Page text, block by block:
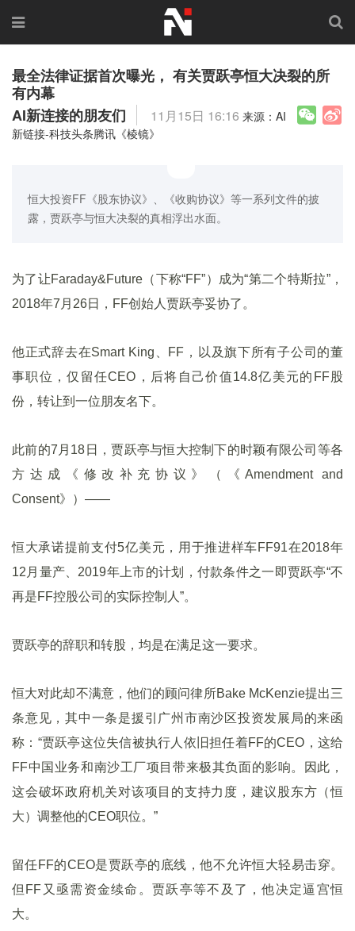
最全法律证据首次曝光， 有关贾跃亭恒大决裂的所
有内幕
AI新连接的朋友们
11月15日 16:16 来源：AI
新链接-科技头条腾讯《棱镜》
恒大投资FF《股东协议》、《收购协议》等一系列文件的披
露，贾跃亭与恒大决裂的真相浮出水面。
为了让Faraday&Future（下称“FF”）成为“第二个特斯拉”，
2018年7月26日，FF创始人贾跃亭妥协了。
他正式辞去在Smart King、FF，以及旗下所有子公司的董
事职位，仅留任CEO，后将自己价值14.8亿美元的FF股
份，转让到一位朋友名下。
此前的7月18日，贾跃亭与恒大控制下的时颖有限公司等各
方达成《修改补充协议》（《Amendment and
Consent》）——
恒大承诺提前支付5亿美元，用于推进样车FF91在2018年
12月量产、2019年上市的计划，付款条件之一即贾跃亭“不
再是FF控股公司的实际控制人”。
贾跃亭的辞职和转股，均是在满足这一要求。
恒大对此却不满意，他们的顾问律所Bake McKenzie提出三
条意见，其中一条是援引广州市南沙区投资发展局的来函
称：“贾跃亭这位失信被执行人依旧担任着FF的CEO，这给
FF中国业务和南沙工厂项目带来极其负面的影响。因此，
这会破坏政府机关对该项目的支持力度，建议股东方（恒
大）调整他的CEO职位。”
留任FF的CEO是贾跃亭的底线，他不允许恒大轻易击穿。
但FF又亟需资金续命。贾跃亭等不及了，他决定逼宫恒
大。